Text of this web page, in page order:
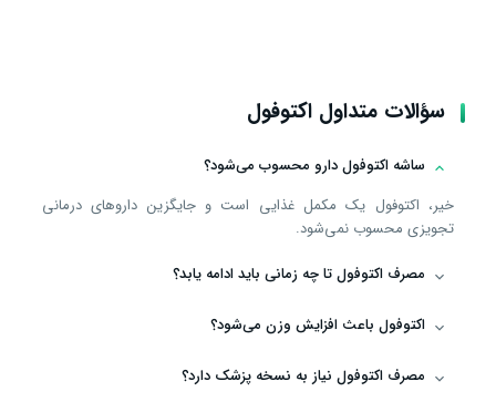
سؤالات متداول اکتوفول
ساشه اکتوفول دارو محسوب می‌شود؟
خیر، اکتوفول یک مکمل غذایی است و جایگزین داروهای درمانی
تجویزی محسوب نمی‌شود.
مصرف اکتوفول تا چه زمانی باید ادامه یابد؟
اکتوفول باعث افزایش وزن می‌شود؟
مصرف اکتوفول نیاز به نسخه پزشک دارد؟